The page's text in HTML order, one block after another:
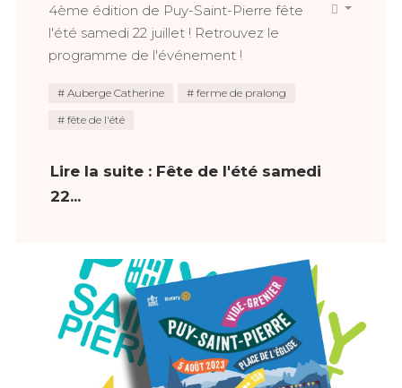
4ème édition de Puy-Saint-Pierre fête
l'été samedi 22 juillet ! Retrouvez le
programme de l'événement !
Auberge Catherine
ferme de pralong
fête de l'été
Lire la suite : Fête de l'été samedi
22...